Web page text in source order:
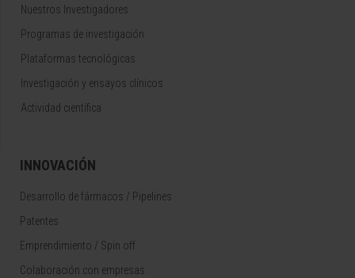
Nuestros Investigadores
Programas de investigación
Plataformas tecnológicas
Investigación y ensayos clínicos
Actividad científica
INNOVACIÓN
Desarrollo de fármacos / Pipelines
Patentes
Emprendimiento / Spin off
Colaboración con empresas